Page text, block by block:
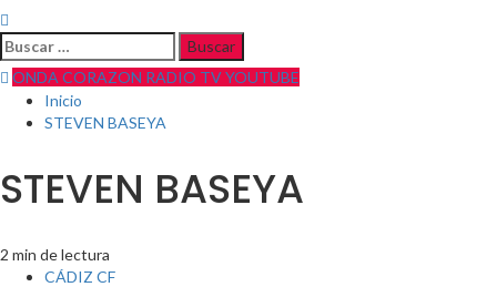
Buscar:
ONDA CORAZON RADIO TV YOUTUBE
Inicio
STEVEN BASEYA
STEVEN BASEYA
2 min de lectura
CÁDIZ CF